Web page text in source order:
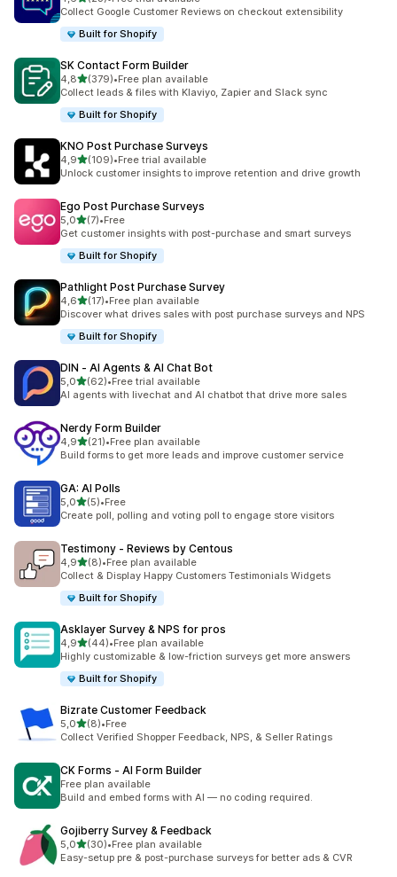
23 total de avaliações
Collect Google Customer Reviews on checkout extensibility
Built for Shopify
SK Contact Form Builder
4,8de 5 estrelas
(379)
379 total de avaliações
•Free plan available
Collect leads & files with Klaviyo, Zapier and Slack sync
Built for Shopify
KNO Post Purchase Surveys
4,9de 5 estrelas
(109)
109 total de avaliações
•Free trial available
Unlock customer insights to improve retention and drive growth
Ego Post Purchase Surveys
5,0de 5 estrelas
(7)
7 total de avaliações
•Free
Get customer insights with post-purchase and smart surveys
Built for Shopify
Pathlight Post Purchase Survey
4,6de 5 estrelas
(17)
17 total de avaliações
•Free plan available
Discover what drives sales with post purchase surveys and NPS
Built for Shopify
DIN ‑ AI Agents & AI Chat Bot
5,0de 5 estrelas
(62)
62 total de avaliações
•Free trial available
AI agents with livechat and AI chatbot that drive more sales
Nerdy Form Builder
4,9de 5 estrelas
(21)
21 total de avaliações
•Free plan available
Build forms to get more leads and improve customer service
GA: AI Polls
5,0de 5 estrelas
(5)
5 total de avaliações
•Free
Create poll, polling and voting poll to engage store visitors
Testimony ‑ Reviews by Centous
4,9de 5 estrelas
(8)
8 total de avaliações
•Free plan available
Collect & Display Happy Customers Testimonials Widgets
Built for Shopify
Asklayer Survey & NPS for pros
4,9de 5 estrelas
(44)
44 total de avaliações
•Free plan available
Highly customizable & low-friction surveys get more answers
Built for Shopify
Bizrate Customer Feedback
5,0de 5 estrelas
(8)
8 total de avaliações
•Free
Collect Verified Shopper Feedback, NPS, & Seller Ratings
CK Forms ‑ AI Form Builder
Free plan available
Build and embed forms with AI — no coding required.
Gojiberry Survey & Feedback
5,0de 5 estrelas
(30)
30 total de avaliações
•Free plan available
Easy-setup pre & post-purchase surveys for better ads & CVR